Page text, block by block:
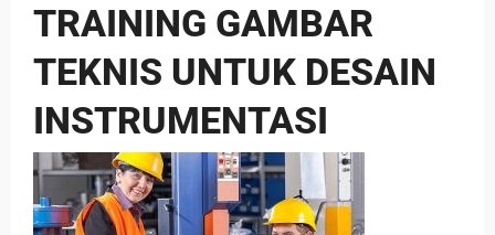
TRAINING GAMBAR
TEKNIS UNTUK DESAIN
INSTRUMENTASI